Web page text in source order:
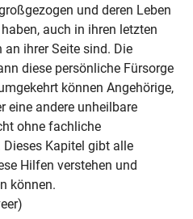
und deren Leben
auch in ihren letzten
an ihrer Seite sind. Die
diese persönliche Fürsorge
können Angehörige,
eine andere unheilbare
ohne fachliche
Kapitel gibt alle
Hilfen verstehen und
können.